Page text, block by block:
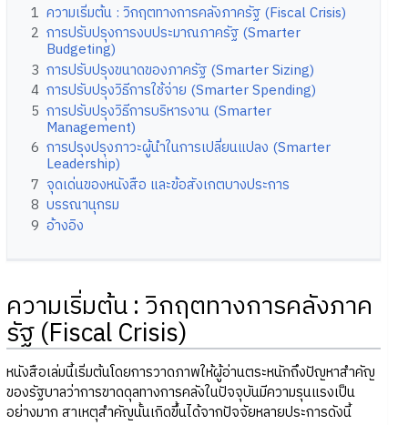
1 ความเริ่มต้น : วิกฤตทางการคลังภาครัฐ (Fiscal Crisis)
2 การปรับปรุงการงบประมาณภาครัฐ (Smarter
Budgeting)
3 การปรับปรุงขนาดของภาครัฐ (Smarter Sizing)
4 การปรับปรุงวิธีการใช้จ่าย (Smarter Spending)
5 การปรับปรุงวิธีการบริหารงาน (Smarter
Management)
6 การปรุงปรุงภาวะผู้นำในการเปลี่ยนแปลง (Smarter
Leadership)
7 จุดเด่นของหนังสือ และข้อสังเกตบางประการ
8 บรรณานุกรม
9 อ้างอิง
ความเริ่มต้น : วิกฤตทางการคลังภาค
รัฐ (Fiscal Crisis)
หนังสือเล่มนี้เริ่มต้นโดยการวาดภาพให้ผู้อ่านตระหนักถึงปัญหาสำคัญ
ของรัฐบาลว่าการขาดดุลทางการคลังในปัจจุบันมีความรุนแรงเป็น
อย่างมาก สาเหตุสำคัญนั้นเกิดขึ้นได้จากปัจจัยหลายประการดังนี้